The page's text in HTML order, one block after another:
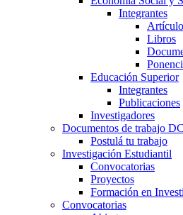
Integrantes
Libros
Educación Superior
Integrantes
Publicaciones
Investigadores
Documentos de trabajo
Postulá tu trabajo
Investigación Estudiantil
Convocatorias
Proyectos
Formación en
Convocatorias